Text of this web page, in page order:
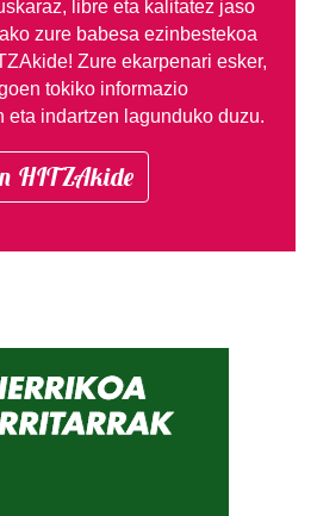
libre eta kalitatez jaso
zure babesa ezinbestekoa
Zure ekarpenari esker,
tokiko informazio
eta indartzen lagunduko duzu.
HITZAkide